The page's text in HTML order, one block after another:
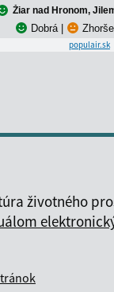
Žiar nad Hronom,
Dobrá
populair.sk
životného